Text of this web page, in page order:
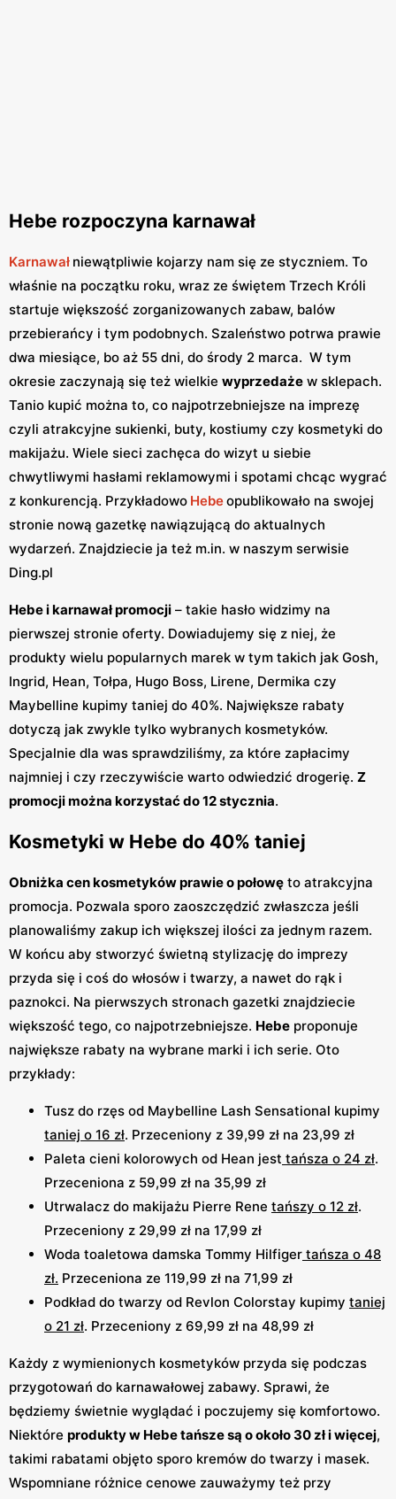
Hebe rozpoczyna karnawał
Karnawał niewątpliwie kojarzy nam się ze styczniem. To
właśnie na początku roku, wraz ze świętem Trzech Króli
startuje większość zorganizowanych zabaw, balów
przebierańcy i tym podobnych. Szaleństwo potrwa prawie
dwa miesiące, bo aż 55 dni, do środy 2 marca. W tym
okresie zaczynają się też wielkie wyprzedaże w sklepach.
Tanio kupić można to, co najpotrzebniejsze na imprezę
czyli atrakcyjne sukienki, buty, kostiumy czy kosmetyki do
makijażu. Wiele sieci zachęca do wizyt u siebie
chwytliwymi hasłami reklamowymi i spotami chcąc wygrać
z konkurencją. Przykładowo Hebeopublikowało na swojej
stronie nową gazetkę nawiązującą do aktualnych
wydarzeń. Znajdziecie ja też m.in. w naszym serwisie
Ding.pl
Hebe i karnawał promocji – takie hasło widzimy na
pierwszej stronie oferty. Dowiadujemy się z niej, że
produkty wielu popularnych marek w tym takich jak Gosh,
Ingrid, Hean, Tołpa, Hugo Boss, Lirene, Dermika czy
Maybelline kupimy taniej do 40%. Największe rabaty
dotyczą jak zwykle tylko wybranych kosmetyków.
Specjalnie dla was sprawdziliśmy, za które zapłacimy
najmniej i czy rzeczywiście warto odwiedzić drogerię. Z
promocji można korzystać do 12 stycznia.
Kosmetyki w Hebe do 40% taniej
Obniżka cen kosmetyków prawie o połowę to atrakcyjna
promocja. Pozwala sporo zaoszczędzić zwłaszcza jeśli
planowaliśmy zakup ich większej ilości za jednym razem.
W końcu aby stworzyć świetną stylizację do imprezy
przyda się i coś do włosów i twarzy, a nawet do rąk i
paznokci. Na pierwszych stronach gazetki znajdziecie
większość tego, co najpotrzebniejsze. Hebe proponuje
największe rabaty na wybrane marki i ich serie. Oto
przykłady:
Tusz do rzęs od Maybelline Lash Sensational kupimy
taniej o 16 zł. Przeceniony z 39,99 zł na 23,99 zł
Paleta cieni kolorowych od Hean jest tańsza o 24 zł.
Przeceniona z 59,99 zł na 35,99 zł
Utrwalacz do makijażu Pierre Rene tańszy o 12 zł.
Przeceniony z 29,99 zł na 17,99 zł
Woda toaletowa damska Tommy Hilfiger tańsza o 48
zł. Przeceniona ze 119,99 zł na 71,99 zł
Podkład do twarzy od Revlon Colorstay kupimy taniej
o 21 zł. Przeceniony z 69,99 zł na 48,99 zł
Każdy z wymienionych kosmetyków przyda się podczas
przygotowań do karnawałowej zabawy. Sprawi, że
będziemy świetnie wyglądać i poczujemy się komfortowo.
Niektóre produkty w Hebe tańsze są o około 30 zł i więcej,
takimi rabatami objęto sporo kremów do twarzy i masek.
Wspomniane różnice cenowe zauważymy też przy